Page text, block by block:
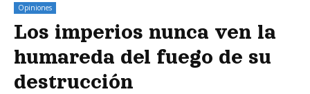
Opiniones
Los imperios nunca ven la
humareda del fuego de su
destrucción